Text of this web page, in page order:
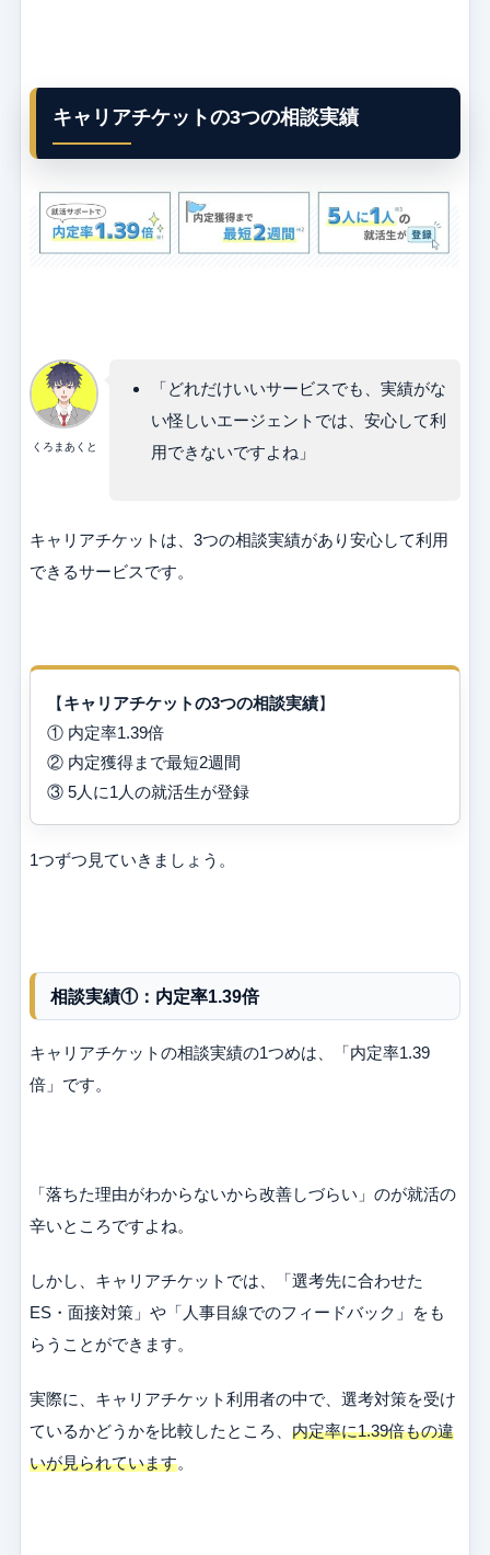
キャリアチケットの3つの相談実績
くろまあくと
「どれだけいいサービスでも、実績がな
い怪しいエージェントでは、安心して利
用できないですよね」
キャリアチケットは、3つの相談実績があり安心して利用
できるサービスです。
【キャリアチケットの3つの相談実績】
① 内定率1.39倍
② 内定獲得まで最短2週間
③ 5人に1人の就活生が登録
1つずつ見ていきましょう。
相談実績①：内定率1.39倍
キャリアチケットの相談実績の1つめは、「内定率1.39
倍」です。
「落ちた理由がわからないから改善しづらい」のが就活の
辛いところですよね。
しかし、キャリアチケットでは、「選考先に合わせた
ES・面接対策」や「人事目線でのフィードバック」をも
らうことができます。
実際に、キャリアチケット利用者の中で、選考対策を受け
ているかどうかを比較したところ、 内定率に1.39倍もの違
いが見られています。